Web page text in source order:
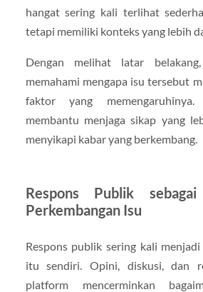
hangat sering kali terlihat
tetapi memiliki konteks yang lebih
Dengan melihat latar
memahami mengapa isu tersebut
faktor yang
membantu menjaga sikap yang
menyikapi kabar yang berkembang.
Respons Publik
Perkembangan Isu
Respons publik sering kali
itu sendiri. Opini, diskusi, dan
platform mencerminkan